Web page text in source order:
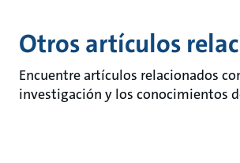
Otros artículos
Encuentre artículos relacionados
investigación y los conocimientos